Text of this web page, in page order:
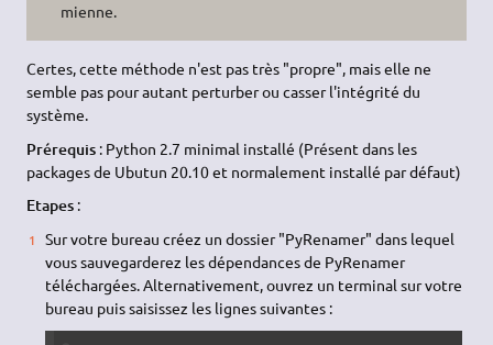
mienne.
Certes, cette méthode n'est pas très "propre", mais elle ne
semble pas pour autant perturber ou casser l'intégrité du
système.
Prérequis : Python 2.7 minimal installé (Présent dans les
packages de Ubutun 20.10 et normalement installé par défaut)
Etapes :
Sur votre bureau créez un dossier "PyRenamer" dans lequel
vous sauvegarderez les dépendances de PyRenamer
téléchargées. Alternativement, ouvrez un terminal sur votre
bureau puis saisissez les lignes suivantes :